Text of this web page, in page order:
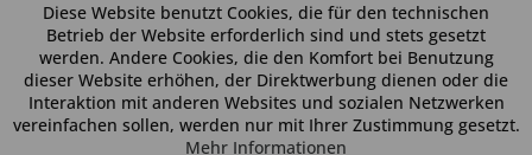
Diese Website benutzt Cookies, die für den technischen
Betrieb der Website erforderlich sind und stets gesetzt
werden. Andere Cookies, die den Komfort bei Benutzung
dieser Website erhöhen, der Direktwerbung dienen oder die
Interaktion mit anderen Websites und sozialen Netzwerken
vereinfachen sollen, werden nur mit Ihrer Zustimmung gesetzt.
Mehr Informationen